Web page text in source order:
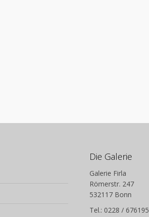
Die Galerie
Galerie Firla
Römerstr. 247
532117 Bonn
Tel.: 0228 / 676195